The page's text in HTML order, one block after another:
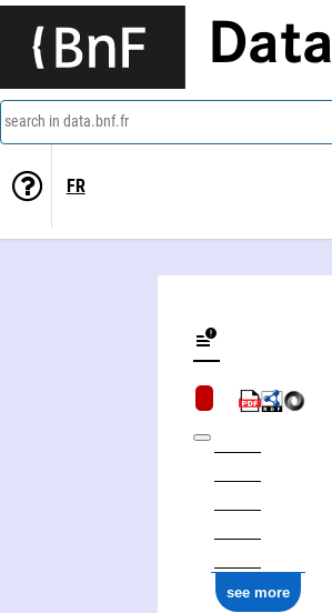
Data
search in data.bnf.fr
FR
see more